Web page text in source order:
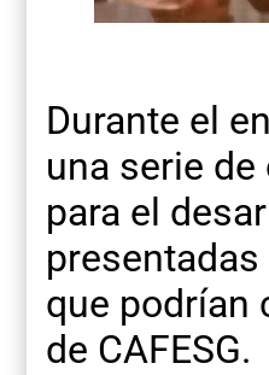
Durante el
una serie
para el
que podrían
de CAFESG.